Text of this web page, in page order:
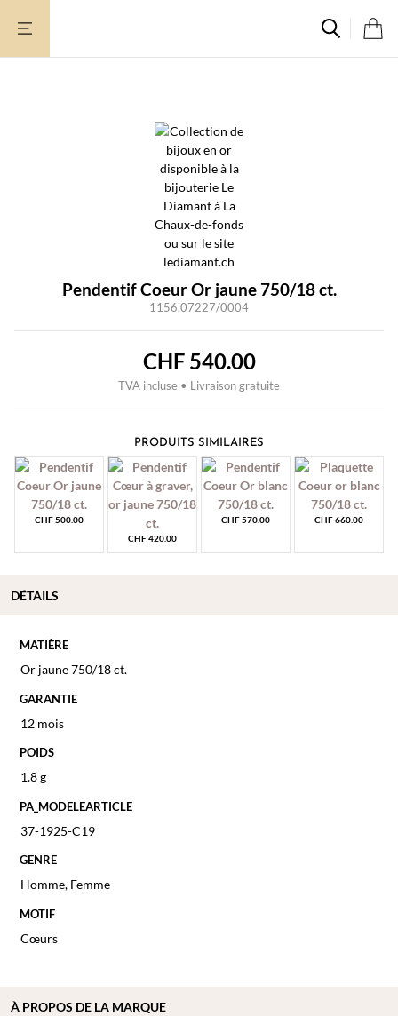
Pendentif Coeur Or jaune 750/18 ct.
1156.07227/0004
CHF540.00
TVA incluse • Livraison gratuite
PRODUITS SIMILAIRES
CHF500.00
CHF420.00
CHF570.00 CHF660.00
MATIÈRE
Or jaune 750/18 ct.
GARANTIE
12 mois
POIDS
1.8 g
PA_MODELEARTICLE
37-1925-C19
GENRE
Homme, Femme
MOTIF
Cœurs
DÉTAILS
À PROPOS DE LA MARQUE